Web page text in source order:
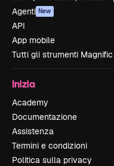
Agenti New
API
App mobile
Tutti gli strumenti Magnific
Inizia
Academy
Documentazione
Assistenza
Termini e condizioni
Politica sulla privacy